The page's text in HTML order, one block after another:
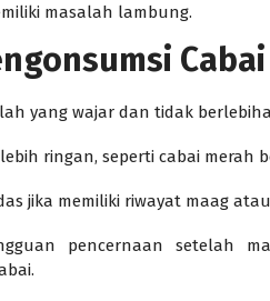
masalah lambung.
yang wajar dan tidak
ringan, seperti cabai merah
jika memiliki riwayat maag
pencernaan setelah